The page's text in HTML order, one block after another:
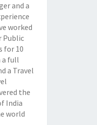
and a
worked
Public
for 10
a full
a Travel
the
India
world